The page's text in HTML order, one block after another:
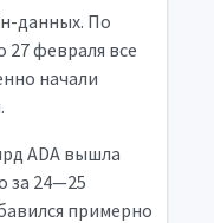
данных. По
27 февраля все
начали
ADA вышла
за 24—25
примерно